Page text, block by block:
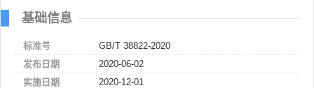
基础信息
标准号
GB/T 38822-2020
发布日期
2020-06-02
实施日期
2020-12-01